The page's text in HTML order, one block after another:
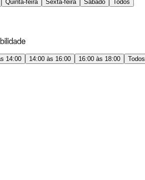
Quinta-feira Sexta-feira Sábado Todos
14:00 14:00 às 16:00 16:00 às 18:00
Todos